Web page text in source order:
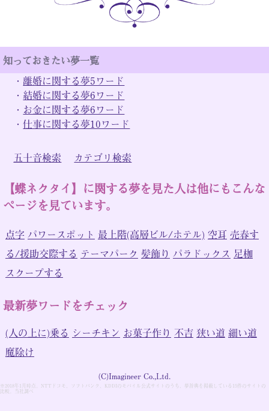
知っておきたい夢一覧
・ 離婚に関する夢5ワード
・ 結婚に関する夢6ワード
・ お金に関する夢6ワード
・仕事に関する夢10ワード
五十音検索 カテゴリ検索
【蝶ネクタイ】に関する夢を見た人は他にもこんな
ページを見ています。
点字 パワースポット 最上階(高層ビル/ホテル) 空耳 売春す
る/援助交際する テーマパーク 髪飾り パラドックス 足枷
スクープする
最新夢ワードをチェック
(人の上に)乗る シーチキン お菓子作り 不吉 狭い道 細い道
魔除け
(C)Imagineer Co.,Ltd.
※2018年1月時点。NTTドコモ、ソフトバンク、KDDIのモバイル公式サイトのうち、夢辞典を掲載している15件のサイトの
比較。当社調べ